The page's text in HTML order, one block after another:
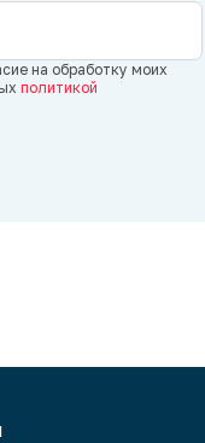
на обработку моих
политикой